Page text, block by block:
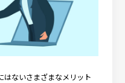
はないさまざまなメリット